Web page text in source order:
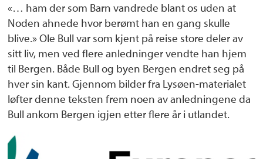
«… ham der som Barn vandrede blant os uden at
Noden ahnede hvor berømt han en gang skulle
blive.» Ole Bull var som kjent på reise store deler av
sitt liv, men ved flere anledninger vendte han hjem
til Bergen. Både Bull og byen Bergen endret seg på
hver sin kant. Gjennom bilder fra Lysøen-materialet
løfter denne teksten frem noen av anledningene da
Bull ankom Bergen igjen etter flere år i utlandet.